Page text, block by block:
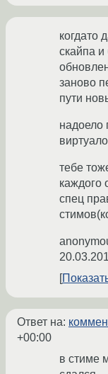
когдато
скайпа и
заново
пути
надоело
тебе
каждого
спец
Ответ на:
+00:00
в стиме